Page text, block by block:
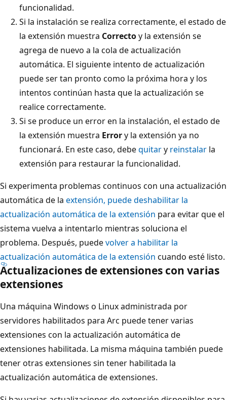
funcionalidad.
Si la instalación se realiza correctamente, el estado de
la extensión muestra Correctoy la extensión se
agrega de nuevo a la cola de actualización
automática. El siguiente intento de actualización
puede ser tan pronto como la próxima hora y los
intentos continúan hasta que la actualización se
realice correctamente.
Si se produce un error en la instalación, el estado de
la extensión muestra Errory la extensión ya no
funcionará. En este caso, debequitary reinstalar la
extensión para restaurar la funcionalidad.
Si experimenta problemas continuos con una actualización
automática de la extensión, puede deshabilitar la
actualización automática de la extensión para evitar que el
sistema vuelva a intentarlo mientras soluciona el
problema. Después, puedevolver a habilitar la
actualización automática de la extensión cuando esté listo.
Actualizaciones de extensiones con varias
extensiones
Una máquina Windows o Linux administrada por
servidores habilitados para Arc puede tener varias
extensiones con la actualización automática de
extensiones habilitada. La misma máquina también puede
tener otras extensiones sin tener habilitada la
actualización automática de extensiones.